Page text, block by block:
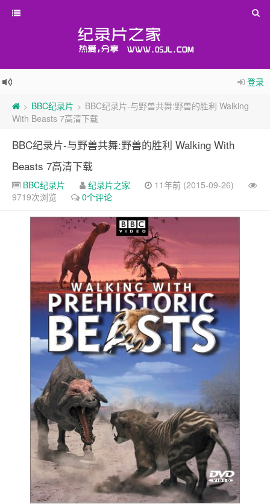
登录
> BBC纪录片 > BBC纪录片-与野兽共舞:野兽的胜利 Walking
With Beasts 7高清下载
BBC纪录片-与野兽共舞:野兽的胜利 Walking With
Beasts 7高清下载
BBC纪录片 纪录片之家
11年前 (2015-09-26)
9719次浏览
0个评论